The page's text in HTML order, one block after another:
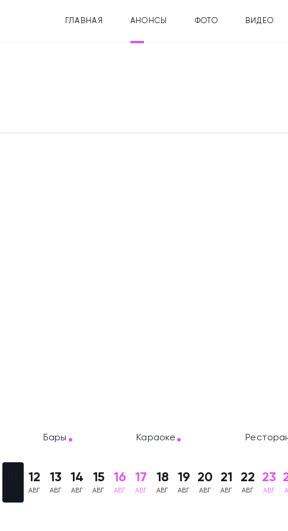
ГЛАВНАЯ АНОНСЫ ФОТО ВИДЕО
Бары Караоке
12
АВГ
13
АВГ
14
АВГ
15
АВГ
16
АВГ
17
АВГ
18
АВГ
19
АВГ
20
АВГ
21
АВГ
22
АВГ
23
АВГ